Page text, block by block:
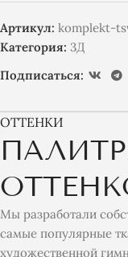
Артикул: komplekt-
Категория: 3Д
Подписаться:
ОТТЕНКИ
Мы разработали
самые популярные
художественной